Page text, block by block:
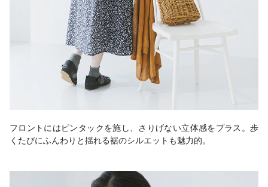
フロントにはピンタックを施し、さりげない立体感をプラス。歩
くたびにふんわりと揺れる裾のシルエットも魅力的。